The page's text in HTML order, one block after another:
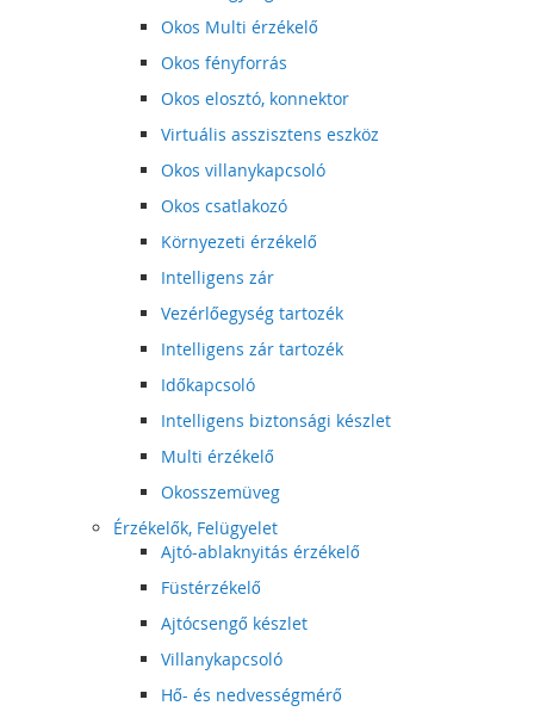
Okos Multi érzékelő
Okos fényforrás
Okos elosztó, konnektor
Virtuális asszisztens eszköz
Okos villanykapcsoló
Okos csatlakozó
Környezeti érzékelő
Intelligens zár
Vezérlőegység tartozék
Intelligens zár tartozék
Időkapcsoló
Intelligens biztonsági készlet
Multi érzékelő
Okosszemüveg
Érzékelők, Felügyelet
Ajtó-ablaknyitás érzékelő
Füstérzékelő
Ajtócsengő készlet
Villanykapcsoló
Hő- és nedvességmérő